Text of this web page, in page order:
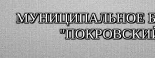
МУНИЦИПАЛЬНОЕ